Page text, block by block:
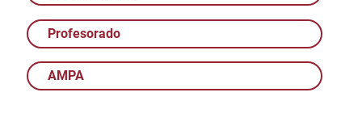
Profesorado
AMPA